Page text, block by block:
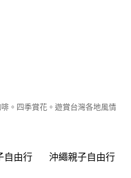
。四季賞花。遊賞台灣各地風情
自由行 沖繩親子自由行